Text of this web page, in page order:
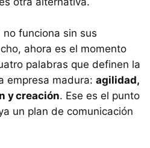
funciona sin sus
ahora es el momento
palabras que definen la
empresa madura: agilidad,
y creación. Ese es el punto
un plan de comunicación